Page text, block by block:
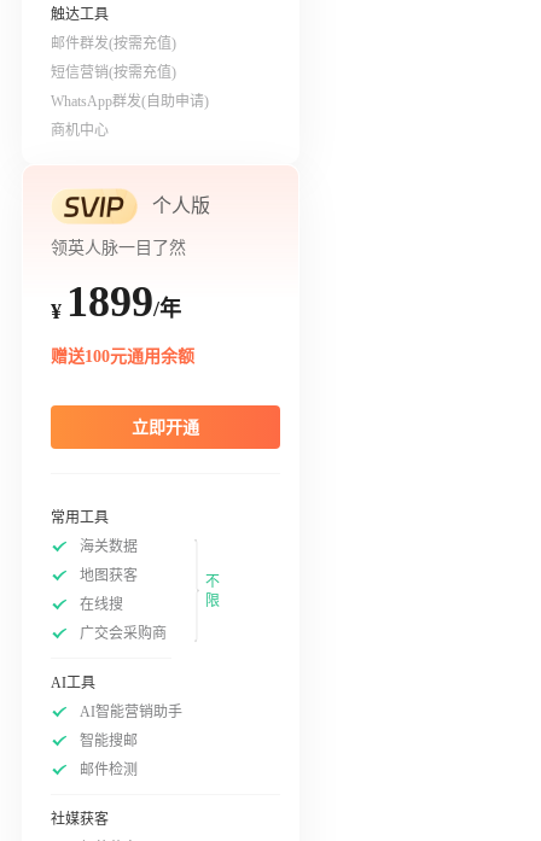
触达工具
邮件群发(按需充值)
短信营销(按需充值)
WhatsApp群发(自助申请)
商机中心
个人版
领英人脉一目了然
¥ 1899/年
赠送100元通用余额
立即开通
常用工具
海关数据
地图获客
在线搜
广交会采购商
不
限
AI工具
AI智能营销助手
智能搜邮
邮件检测
社媒获客